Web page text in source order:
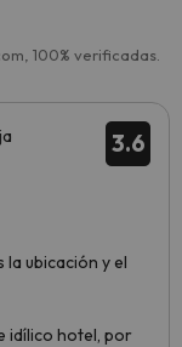
100% verificadas.
3.6
la ubicación y el
idílico hotel, por